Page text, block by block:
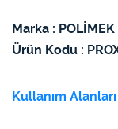
Marka : POLİMEK
Ürün Kodu :
Kullanım Alanları